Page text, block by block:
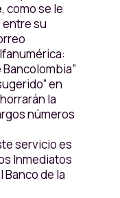
, como se le
entre su
en
la
números
servicio es
Inmediatos
de la